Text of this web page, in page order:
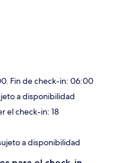
Fin de check-in: 06:00
a disponibilidad
el check-in: 18
a disponibilidad